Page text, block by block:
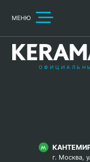
МЕНЮ
г. Москва,